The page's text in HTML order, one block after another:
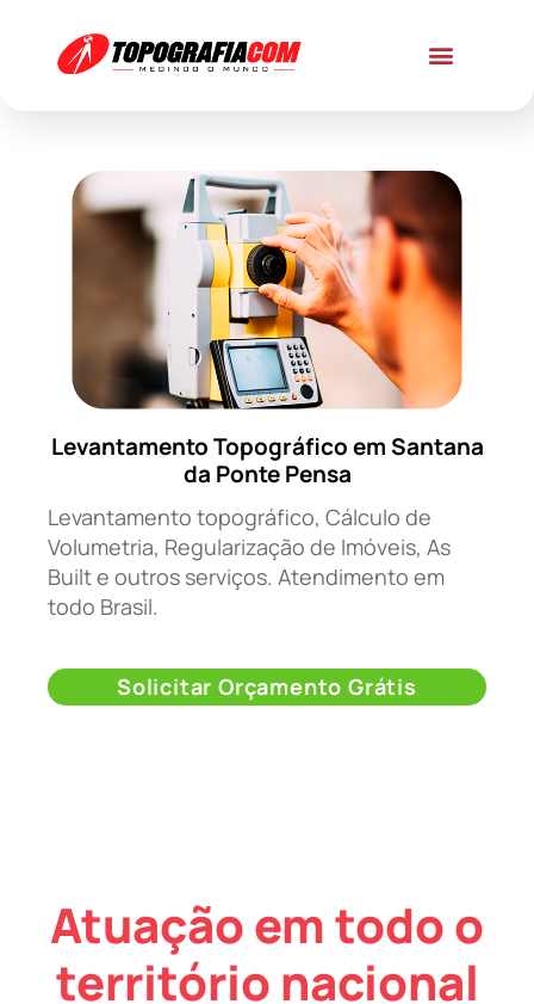
Levantamento Topográfico em Santana
da Ponte Pensa
Levantamento topográfico, Cálculo de
Volumetria, Regularização de Imóveis, As
Built e outros serviços. Atendimento em
todo Brasil.
Solicitar Orçamento Grátis
Atuação em todo o
território nacional